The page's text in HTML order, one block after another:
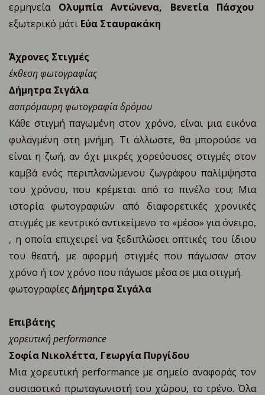
ερμηνεία Ολυμπία Αντώνενα, Βενετία Πάσχου
εξωτερικό μάτι Εύα Σταυρακάκη
Άχρονες Στιγμές
έκθεση φωτογραφίας
∆ήμητρα Σιγάλα
ασπρόμαυρη φωτογραφία δρόμου
Κάθε στιγμή παγωμένη στον χρόνο, είναι μια εικόνα
φυλαγμένη στη μνήμη. Τι άλλωστε, θα μπορούσε να
είναι η ζωή, αν όχι μικρές χορεύουσες στιγμές στον
καμβά ενός περιπλανώμενου ζωγράφου παλίμψηστα
του χρόνου, που κρέμεται από το πινέλο του; Μια
ιστορία φωτογραφιών από διαφορετικές χρονικές
στιγμές με κεντρικό αντικείμενο το «μέσο» για όνειρο,
, η οποία επιχειρεί να ξεδιπλώσει οπτικές του ίδιου
του θεατή, με αφορμή στιγμές που πάγωσαν στον
χρόνο ή τον χρόνο που πάγωσε μέσα σε μια στιγμή.
φωτογραφίες ∆ήμητρα Σιγάλα
Eπιβάτης
χορευτική performance
Σοφία Νικολέττα, Γεωργία Πυργίδου
Μια χορευτική performance με σημείο αναφοράς τον
ουσιαστικό πρωταγωνιστή του χώρου, το τρένο. Όλα